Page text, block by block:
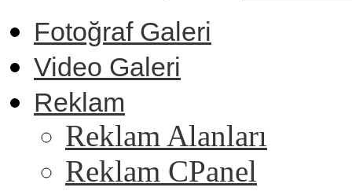
Fotoğraf Galeri
Video Galeri
Reklam
Reklam Alanları
Reklam CPanel